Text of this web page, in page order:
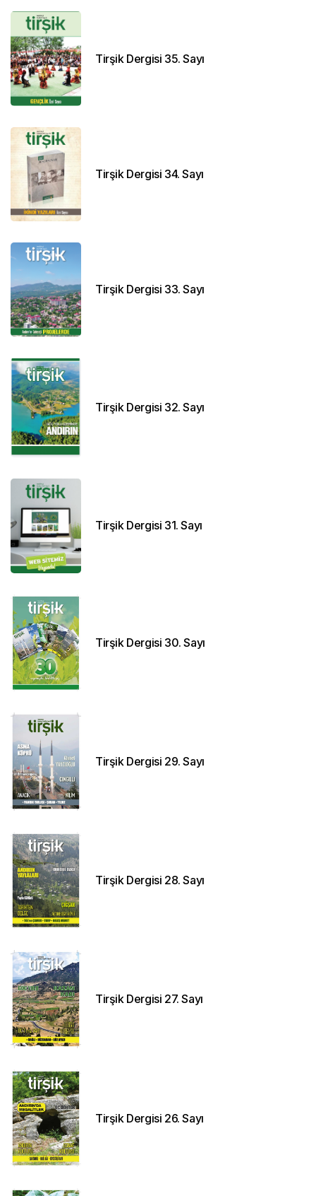
Tirşik Dergisi 35. Sayı
Tirşik Dergisi 34. Sayı
Tirşik Dergisi 33. Sayı
Tirşik Dergisi 32. Sayı
Tirşik Dergisi 31. Sayı
Tirşik Dergisi 30. Sayı
Tirşik Dergisi 29. Sayı
Tirşik Dergisi 28. Sayı
Tirşik Dergisi 27. Sayı
Tirşik Dergisi 26. Sayı